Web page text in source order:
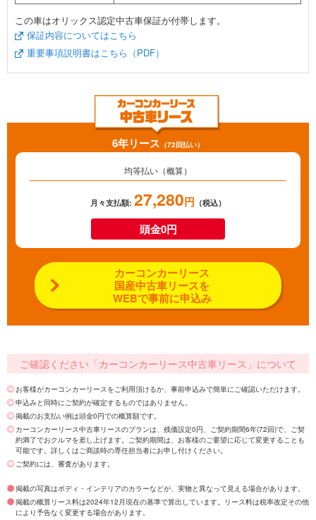
この車はオリックス認定中古車保証が付帯します。
保証内容についてはこちら
重要事項説明書はこちら（PDF）
6年リース （72回払い）
均等払い（概算）
月々支払額: 27,280円 （税込）
頭金0円
カーコンカーリース
国産中古車リースを
WEBで事前に申込み
ご確認ください「カーコンカーリース中古車リース」について
お客様がカーコンカーリースをご利用頂けるか、事前申込みで簡単にご確認いただけます。
申込みと同時にご契約が確定するものではありません。
掲載のお支払い例は頭金0円での概算額です。
カーコンカーリース中古車リースのプランは、残価設定0円、ご契約期間6年(72回)で、ご契
約満了でおクルマを差し上げます。ご契約期間は、お客様のご要望に応じて変更することも
可能です。詳しくはご商談時の専任担当者にお申し付けください。
ご契約には、審査があります。
掲載の写真はボディ・インテリアのカラーなどが、実物と異なって見える場合があります。
掲載の概算リース料は2024年12月現在の基準で算出しています。リース料は税率改定その他
により予告なく変更する場合があります。